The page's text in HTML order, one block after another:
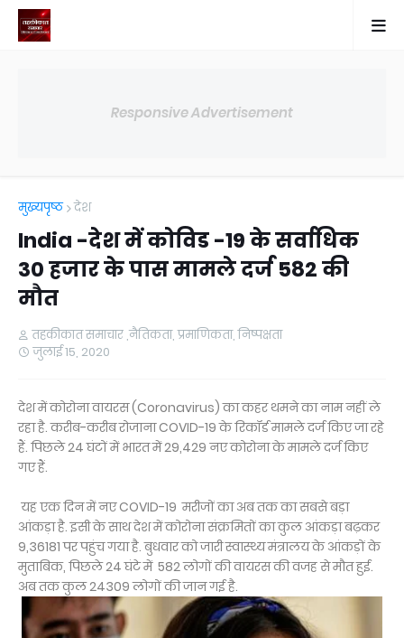
Responsive Advertisement
मुख्यपृष्ठ देश
India -देश में कोविड -19 के सर्वाधिक
30 हजार के पास मामले दर्ज 582 की
मौत
तहकीकात समाचार ,नैतिकता, प्रमाणिकता, निष्पक्षता
जुलाई 15, 2020
देश में कोरोना वायरस (Coronavirus) का कहर थमने का नाम नहीं ले
रहा है. करीब-करीब रोजाना COVID-19 के रिकॉर्ड मामले दर्ज किए जा रहे
हैं. पिछले 24 घंटों में भारत में 29,429 नए कोरोना के मामले दर्ज किए
गए हैं.
यह एक दिन में नए COVID-19 मरीजों का अब तक का सबसे बड़ा
आंकड़ा है. इसी के साथ देश में कोरोना संक्रमितों का कुल आंकड़ा बढ़कर
9,36181 पर पहुंच गया है. बुधवार को जारी स्वास्थ्य मंत्रालय के आंकड़ों के
मुताबिक, पिछले 24 घंटे में 582 लोगों की वायरस की वजह से मौत हुई.
अब तक कुल 24309 लोगों की जान गई है.